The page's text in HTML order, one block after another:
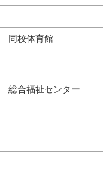
同校体育館
総合福祉センター